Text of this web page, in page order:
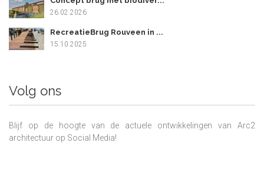
26.02.2026
RecreatieBrug Rouveen in ...
15.10.2025
Volg ons
Blijf op de hoogte van de actuele ontwikkelingen van Arc2
architectuur op Social Media!